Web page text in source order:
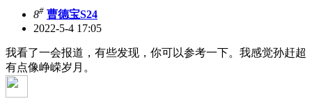
8# 曹德宝S24
2022-5-4 17:05
我看了一会报道，有些发现，你可以参考一下。我感觉孙赶超
有点像峥嵘岁月。